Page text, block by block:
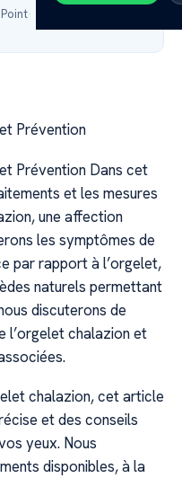
·
Prévention
Prévention Dans cet
et les mesures
une affection
les symptômes de
par rapport à l’orgelet,
naturels permettant
discuterons de
l’orgelet chalazion et
chalazion, cet article
et des conseils
yeux. Nous
disponibles, à la